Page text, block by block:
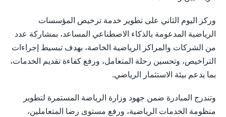
وركز اليوم الثاني على تطوير خدمة ترخيص المؤسسات
الرياضية المدعومة بالذكاء الاصطناعي المساعد، بمشاركة عدد
من الشركات والمراكز الرياضية الخاصة، بهدف تبسيط إجراءات
التراخيص، وتحسين رحلة المتعامل، ورفع كفاءة تقديم الخدمات،
بما يدعم بيئة الاستثمار الرياضي.
وتندرج المبادرة ضمن جهود وزارة الرياضة المستمرة لتطوير
منظومة الخدمات الرياضية، ورفع مستوى رضا المتعاملين،